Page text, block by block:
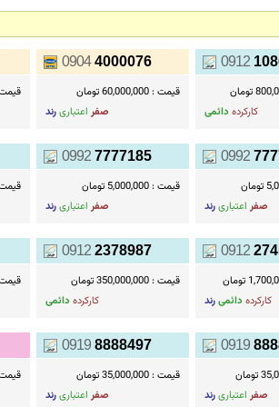
0912
تومان
کارکرده دائمی
0904 4000076
قیمت :60,000,000 تومان
صفر اعتباریرند
0992
صفر اعتباریرند
0992 7777185
قیمت :5,000,000 تومان
صفر اعتباریرند
0912
تومان
کارکرده دائمیرند
0912 2378987
قیمت :350,000,000 تومان
کارکرده دائمی
0919
صفر اعتباریرند
0919 8888497
قیمت :35,000,000 تومان
صفر اعتباریرند